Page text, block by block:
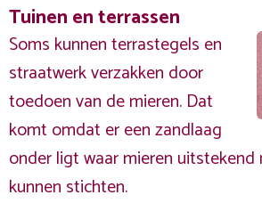
Tuinen en terrassen
Soms kunnen terrastegels en
straatwerk verzakken door
toedoen van de mieren. Dat
komt omdat er een zandlaag
onder ligt waar mieren uitstekend
kunnen stichten.